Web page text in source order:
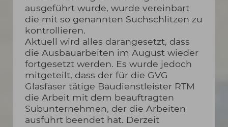
ausgeführt wurde, wurde vereinbart
die mit so genannten Suchschlitzen zu
kontrollieren.
Aktuell wird alles darangesetzt, dass
die Ausbauarbeiten im August wieder
fortgesetzt werden. Es wurde jedoch
mitgeteilt, dass der für die GVG
Glasfaser tätige Baudienstleister RTM
die Arbeit mit dem beauftragten
Subunternehmen, der die Arbeiten
ausführt beendet hat. Derzeit